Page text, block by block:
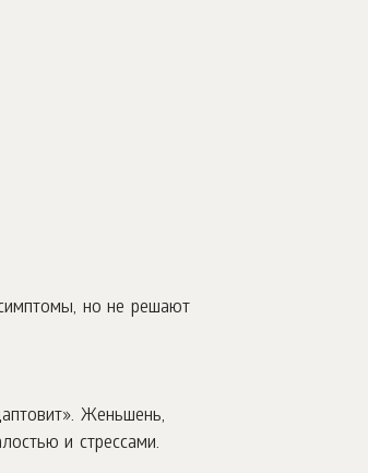
но не решают
Женьшень,
и стрессами.